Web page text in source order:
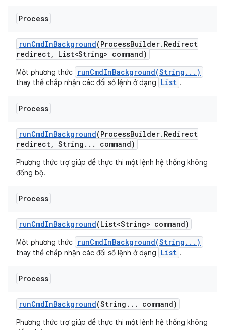
Process
runCmdInBackground(ProcessBuilder. Redirect
redirect, List<String> command)
Một phương thức runCmdInBackground(String...)
thay thế chấp nhận các đối số lệnh ở dạng List .
Process
runCmdInBackground(ProcessBuilder. Redirect
redirect, String . . . command)
Phương thức trợ giúp để thực thi một lệnh hệ thống không
đồng bộ.
Process
runCmdInBackground(List<String> command)
Một phương thức runCmdInBackground(String...)
thay thế chấp nhận các đối số lệnh ở dạng List .
Process
runCmdInBackground(String . . . command)
Phương thức trợ giúp để thực thi một lệnh hệ thống không